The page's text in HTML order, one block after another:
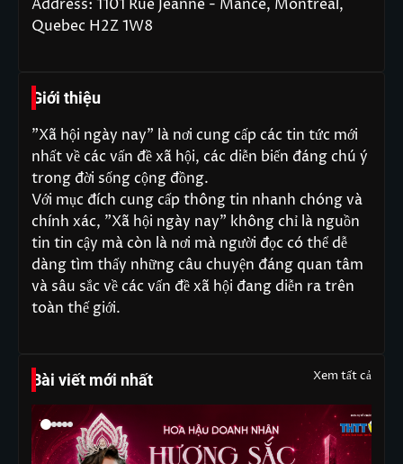
Address: 1101 Rue Jeanne - Mance, Montréal,
Quebec H2Z 1W8
Giới thiệu
"Xã hội ngày nay" là nơi cung cấp các tin tức mới
nhất về các vấn đề xã hội, các diễn biến đáng chú ý
trong đời sống cộng đồng.
Với mục đích cung cấp thông tin nhanh chóng và
chính xác, "Xã hội ngày nay" không chỉ là nguồn
tin tin cậy mà còn là nơi mà người đọc có thể dễ
dàng tìm thấy những câu chuyện đáng quan tâm
và sâu sắc về các vấn đề xã hội đang diễn ra trên
toàn thế giới.
Bài viết mới nhất Xem tất cả